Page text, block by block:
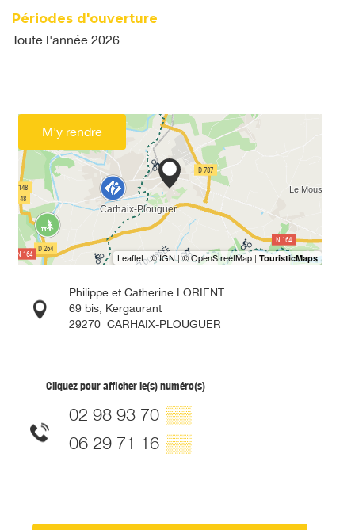
Périodes d'ouverture
Toute l'année 2026
M'y rendre
Philippe et Catherine LORIENT
69 bis, Kergaurant
29270 CARHAIX-PLOUGUER
Cliquez pour afficher le(s) numéro(s)
02 98 93 70 ▒▒
06 29 71 16 ▒▒